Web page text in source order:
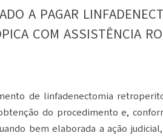
A PAGAR
COM ASSISTÊNCIA
de linfadenectomia
do procedimento e,
bem elaborada a ação